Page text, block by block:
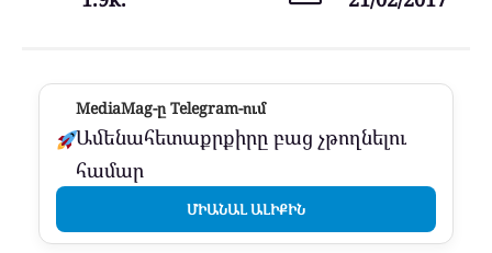
MediaMag-ը Telegram-ում
Ամենահետաքրքիրը բաց չթողնելու
համար
ՄԻԱՆԱԼ ԱԼԻՔԻՆ